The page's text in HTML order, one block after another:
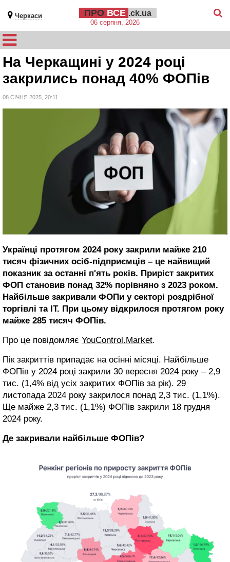
Черкаси ПРО ВСЕ .ck.ua
06 серпня, 2026
На Черкащині у 2024 році
закрились понад 40% ФОПів
08 СІЧНЯ 2025, 20:11
Українці протягом 2024 року закрили майже 210
тисяч фізичних осіб-підприємців – це найвищий
показник за останні п'ять років. Приріст закритих
ФОП становив понад 32% порівняно з 2023 роком.
Найбільше закривали ФОПи у секторі роздрібної
торгівлі та ІТ. При цьому відкрилося протягом року
майже 285 тисяч ФОПів.
Про це повідомляє YouControl.Market.
Пік закриттів припадає на осінні місяці. Найбільше
ФОПів у 2024 році закрили 30 вересня 2024 року – 2,9
тис. (1,4% від усіх закритих ФОПів за рік). 29
листопада 2024 року закрилося понад 2,3 тис. (1,1%).
Ще майже 2,3 тис. (1,1%) ФОПів закрили 18 грудня
2024 року.
Де закривали найбільше ФОПів?